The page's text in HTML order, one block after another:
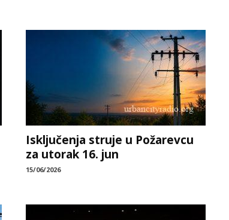
Isključenja struje u Požarevcu
za utorak 16. jun
15/06/2026